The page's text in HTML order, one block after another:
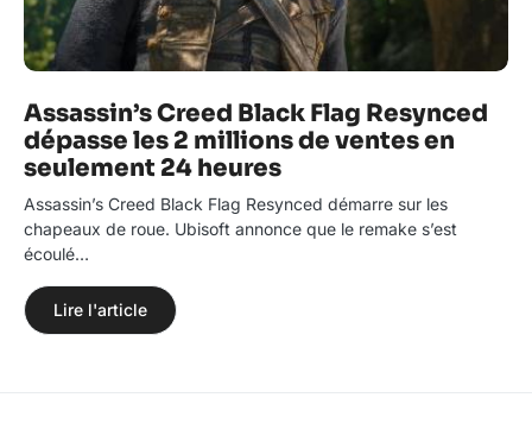
Assassin’s Creed Black Flag Resynced
dépasse les 2 millions de ventes en
seulement 24 heures
Assassin’s Creed Black Flag Resynced démarre sur les
chapeaux de roue. Ubisoft annonce que le remake s’est
écoulé…
Lire l'article